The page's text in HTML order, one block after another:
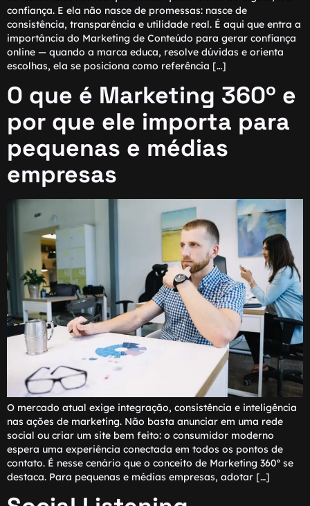
confiança. E ela não nasce de promessas: nasce de
consistência, transparência e utilidade real. É aqui que entra a
importância do Marketing de Conteúdo para gerar confiança
online — quando a marca educa, resolve dúvidas e orienta
escolhas, ela se posiciona como referência […]
O que é Marketing 360º e
por que ele importa para
pequenas e médias
empresas
O mercado atual exige integração, consistência e inteligência
nas ações de marketing. Não basta anunciar em uma rede
social ou criar um site bem feito: o consumidor moderno
espera uma experiência conectada em todos os pontos de
contato. É nesse cenário que o conceito de Marketing 360º se
destaca. Para pequenas e médias empresas, adotar […]